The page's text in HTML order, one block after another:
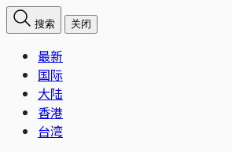
搜索 关闭
最新
国际
大陆
香港
台湾